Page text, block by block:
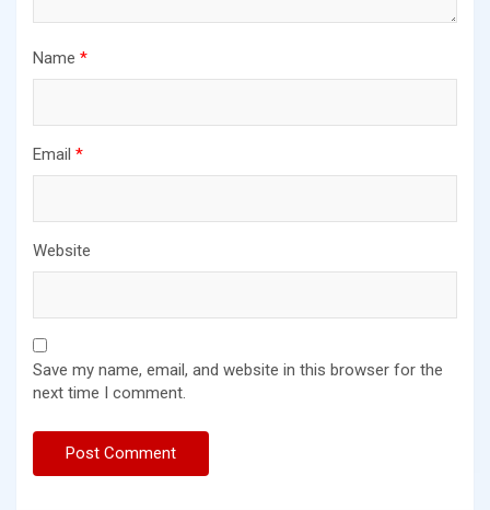
Name *
Email *
Website
Save my name, email, and website in this browser for the
next time I comment.